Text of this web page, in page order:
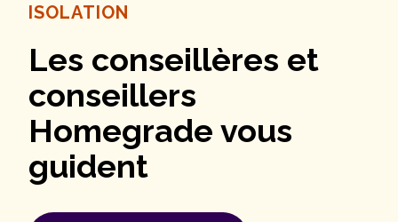
ISOLATION
Les conseillères et
conseillers
Homegrade vous
guident